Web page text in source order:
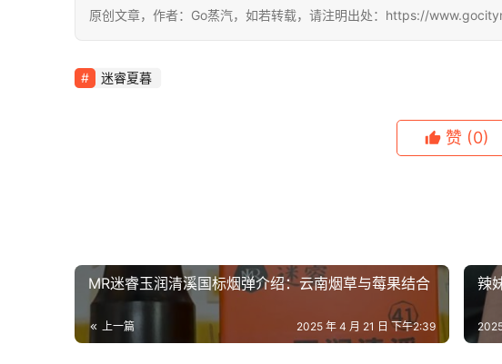
原创文章，作者：Go蒸汽，如若转载，请注明出处：https://
迷睿夏暮
赞 (0)
MR迷睿玉润清溪国标烟弹介绍：云南烟草与莓果结合
上一篇 2025 年 4 月 21 日 下午2:39
辣